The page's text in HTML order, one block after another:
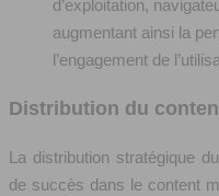
d’exploitation,
augmentant ainsi la
l’engagement de
Distribution du
La distribution stratégique
de succès dans le content